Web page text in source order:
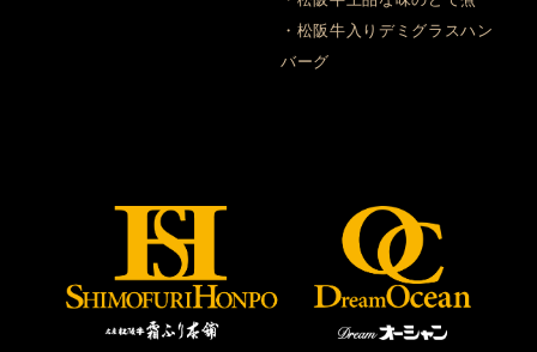
・松阪牛入りデミグラスハン
バーグ